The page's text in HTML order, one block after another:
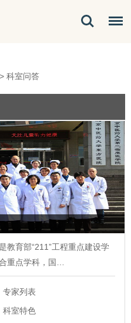
科室问答
教育部“211”工程重点建设学
重点学科，国…
专家列表
科室特色